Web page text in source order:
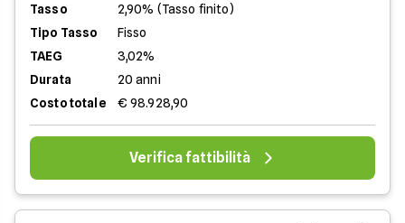
Tasso
2,90% (Tasso finito)
Tipo Tasso
Fisso
TAEG
3,02%
Durata
20 anni
Costo totale
€ 98.928,90
Verifica fattibilità